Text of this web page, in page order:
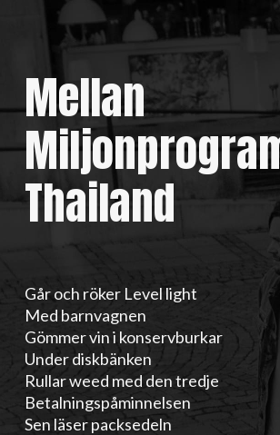
Mellan
Thailand
Går och röker Level light
Med barnvagnen
Gömmer vin i konservburkar
Under diskbänken
Rullar weed med den tredje
Betalningspåminnelsen
Sen läser packsedeln